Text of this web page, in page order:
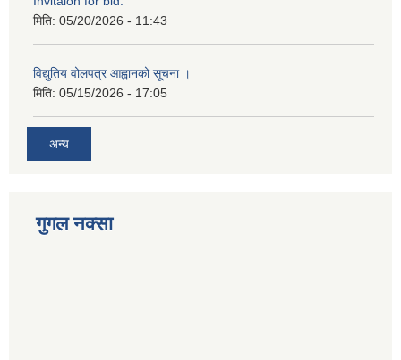
मिति: 05/20/2026 - 11:43
विद्युतिय वोलपत्र आह्वानको सूचना ।
मिति: 05/15/2026 - 17:05
अन्य
गुगल नक्सा